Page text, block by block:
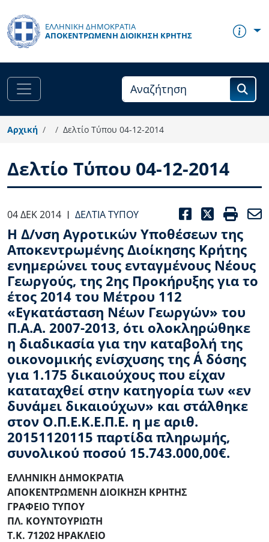
ΕΛΛΗΝΙΚΗ ΔΗΜΟΚΡΑΤΙΑ
ΑΠΟΚΕΝΤΡΩΜΈΝΗ ΔΙΟΊΚΗΣΗ ΚΡΉΤΗΣ
Αρχική Δελτίο Τύπου 04-12-2014
Δελτίο Τύπου 04-12-2014
04 ΔΕΚ 2014 | ΔΕΛΤΊΑ ΤΎΠΟΥ
Η Δ/νση Αγροτικών Υποθέσεων της
Αποκεντρωμένης Διοίκησης Κρήτης
ενημερώνει τους ενταγμένους Νέους
Γεωργούς, της 2ης Προκήρυξης για το
έτος 2014 του Μέτρου 112
«Εγκατάσταση Νέων Γεωργών» του
Π.Α.Α. 2007-2013, ότι ολοκληρώθηκε
η διαδικασία για την καταβολή της
οικονομικής ενίσχυσης της Α΄ δόσης
για 1.175 δικαιούχους που είχαν
καταταχθεί στην κατηγορία των «εν
δυνάμει δικαιούχων» και στάλθηκε
στον Ο.Π.Ε.Κ.Ε.Π.Ε. η με αριθ.
20151120115 παρτίδα πληρωμής,
συνολικού ποσού 15.743.000,00€.
ΕΛΛΗΝΙΚΗ ΔΗΜΟΚΡΑΤΙΑ
ΑΠΟΚΕΝΤΡΩΜΕΝΗ ΔΙΟΙΚΗΣΗ ΚΡΗΤΗΣ
ΓΡΑΦΕΙΟ ΤΥΠΟΥ
ΠΛ. ΚΟΥΝΤΟΥΡΙΩΤΗ
Τ.Κ. 71202 ΗΡΑΚΛΕΙΟ